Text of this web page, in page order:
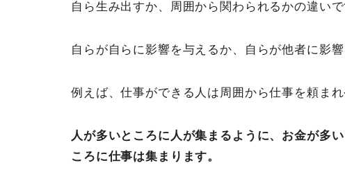
自ら生み出すか、周囲から関わられるかの違いで
自らが自らに影響を与えるか、自らが他者に影響
例えば、仕事ができる人は周囲から仕事を頼ま
人が多いところに人が集まるように、お金が多
ころに仕事は集まります。